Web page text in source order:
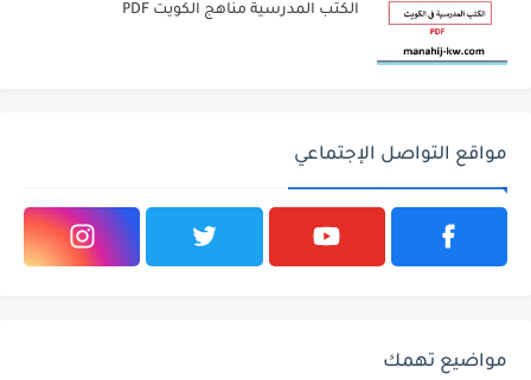
الكتب المدرسية مناهج الكويت PDF
مواقع التواصل الإجتماعي
مواضيع تهمك